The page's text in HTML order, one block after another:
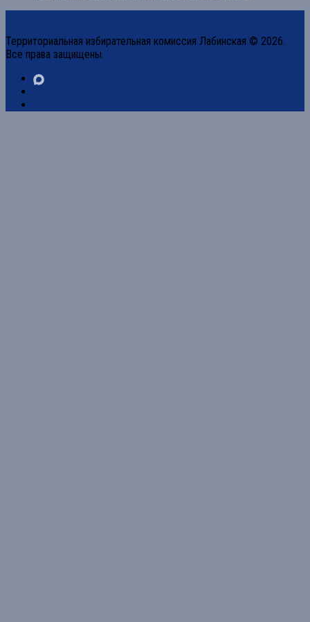
Территориальная избирательная комиссия Лабинская © 2026.
Все права защищены.